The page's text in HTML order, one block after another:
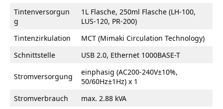
Tintenversorgun
g
1L Flasche, 250ml Flasche (LH-100,
LUS-120, PR-200)
Tintenzirkulation
MCT (Mimaki Circulation Technology)
Schnittstelle
USB 2.0, Ethernet 1000BASE-T
Stromversorgung
einphasig (AC200-240V±10%,
50/60Hz±1Hz) x 1
Stromverbrauch
max. 2.88 kVA